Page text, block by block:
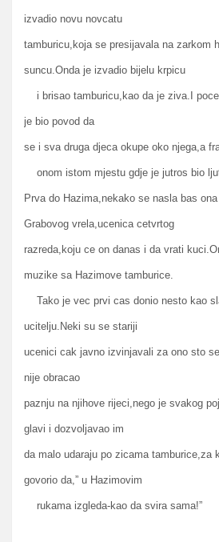
izvadio novu novcatu
tamburicu,koja se presijavala na zarkom
suncu.Onda je izvadio bijelu krpicu
i brisao tamburicu,kao da je ziva.I
je bio povod da
se i sva druga djeca okupe oko njega,a
onom istom mjestu gdje je jutros bio
Prva do Hazima,nekako se nasla bas
Grabovog vrela,ucenica cetvrtog
razreda,koju ce on danas i da vrati
muzike sa Hazimove tamburice.
Tako je vec prvi cas donio nesto kao
ucitelju.Neki su se stariji
ucenici cak javno izvinjavali za ono sto
nije obracao
paznju na njihove rijeci,nego je svakog
glavi i dozvoljavao im
da malo udaraju po zicama tamburice,za
govorio da,” u Hazimovim
rukama izgleda-kao da svira sama!”